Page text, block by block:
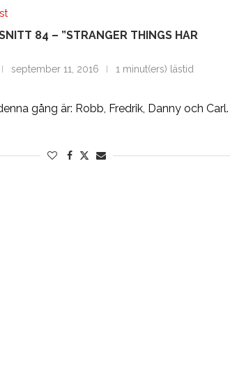
84 – ”STRANGER THINGS HAR
september 11, 2016 1 minut(ers) lästid
gång är: Robb, Fredrik, Danny och Carl.